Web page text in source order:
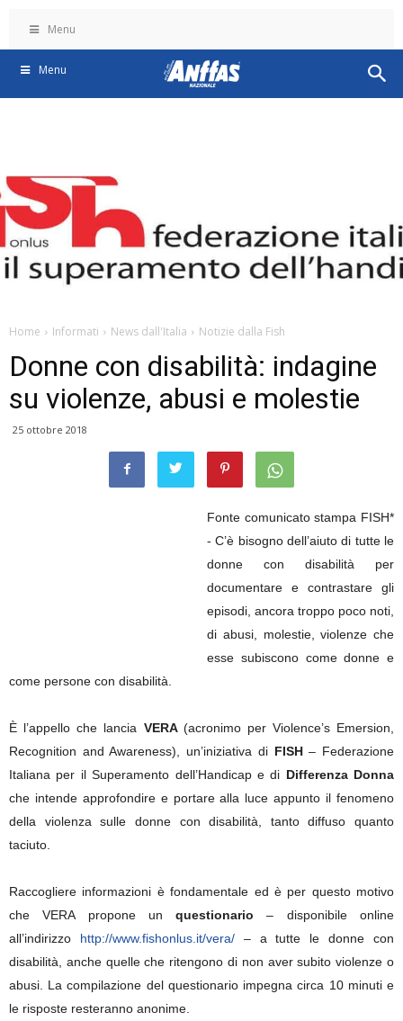
Menu
Menu
Home Informati News dall'Italia Notizie dalla Fish
Donne con disabilità: indagine
su violenze, abusi e molestie
25 ottobre 2018
Fonte comunicato stampa FISH*
- C’è bisogno dell’aiuto di tutte le
donne con disabilità per
documentare e contrastare gli
episodi, ancora troppo poco noti,
di abusi, molestie, violenze che
esse subiscono come donne e
come persone con disabilità.
È l’appello che lancia VERA (acronimo per Violence’s Emersion,
Recognition and Awareness), un’iniziativa di FISH– Federazione
Italiana per il Superamento dell’Handicap e di Differenza Donna
che intende approfondire e portare alla luce appunto il fenomeno
della violenza sulle donne con disabilità, tanto diffuso quanto
taciuto.
Raccogliere informazioni è fondamentale ed è per questo motivo
che VERA propone unquestionario– disponibile online
all’indirizzo http://www.fishonlus.it/vera/ – a tutte le donne con
disabilità, anche quelle che ritengono di non aver subito violenze o
abusi. La compilazione del questionario impegna circa 10 minuti e
le risposte resteranno anonime.